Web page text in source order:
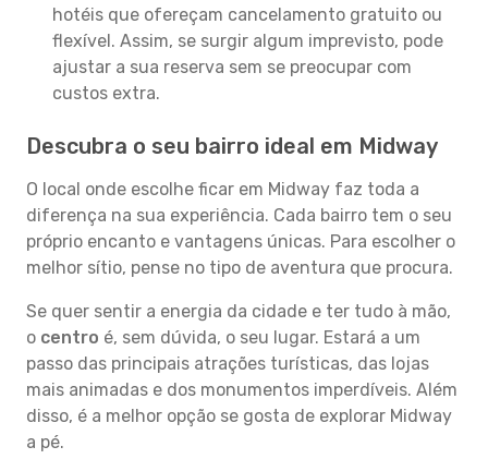
hotéis que ofereçam cancelamento gratuito ou
flexível. Assim, se surgir algum imprevisto, pode
ajustar a sua reserva sem se preocupar com
custos extra.
Descubra o seu bairro ideal em Midway
O local onde escolhe ficar em Midway faz toda a
diferença na sua experiência. Cada bairro tem o seu
próprio encanto e vantagens únicas. Para escolher o
melhor sítio, pense no tipo de aventura que procura.
Se quer sentir a energia da cidade e ter tudo à mão,
o centro é, sem dúvida, o seu lugar. Estará a um
passo das principais atrações turísticas, das lojas
mais animadas e dos monumentos imperdíveis. Além
disso, é a melhor opção se gosta de explorar Midway
a pé.